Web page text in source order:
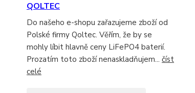
QOLTEC
Do našeho e-shopu zařazujeme zboží od
Polské firmy Qoltec. Věřím, že by se
mohly líbit hlavně ceny LiFePO4 baterií.
Prozatím toto zboží nenaskladňujem... číst
celé